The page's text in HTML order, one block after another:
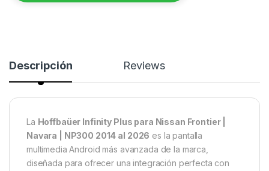
Descripción Reviews
La Hoffbaüer Infinity Plus para Nissan Frontier |
Navara | NP300 2014 al 2026 es la pantalla
multimedia Android más avanzada de la marca,
diseñada para ofrecer una integración perfecta con